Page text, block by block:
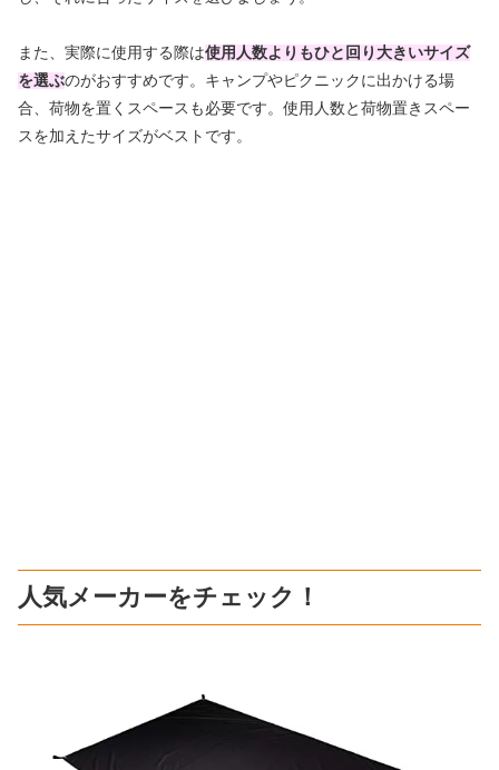
また、実際に使用する際は使用人数よりもひと回り大きいサイズ
を選ぶのがおすすめです。キャンプやピクニックに出かける場
合、荷物を置くスペースも必要です。使用人数と荷物置きスペー
スを加えたサイズがベストです。
人気メーカーをチェック！